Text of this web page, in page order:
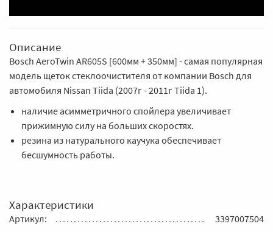
Описание
Bosch AeroTwin AR605S [600мм + 350мм] - самая популярная
модель щеток стеклоочистителя от компании Bosch для
автомобиля Nissan Tiida (2007г - 2011г Tiida 1).
наличие асимметричного спойлера увеличивает
прижимную силу на больших скоростях.
резина из натурального каучука обеспечивает
бесшумность работы.
Характеристики
Артикул:
3397007504